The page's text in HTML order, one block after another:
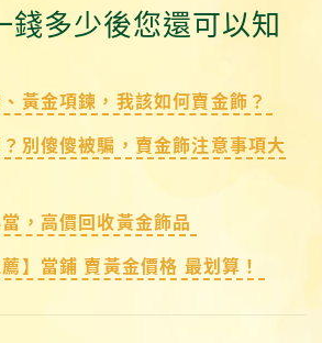
錢多少後您還可以知
黃金項鍊，我該如何賣金飾？
別傻傻被騙，賣金飾注意事項大
，高價回收黃金飾品
薦】當鋪 賣黃金價格 最划算！